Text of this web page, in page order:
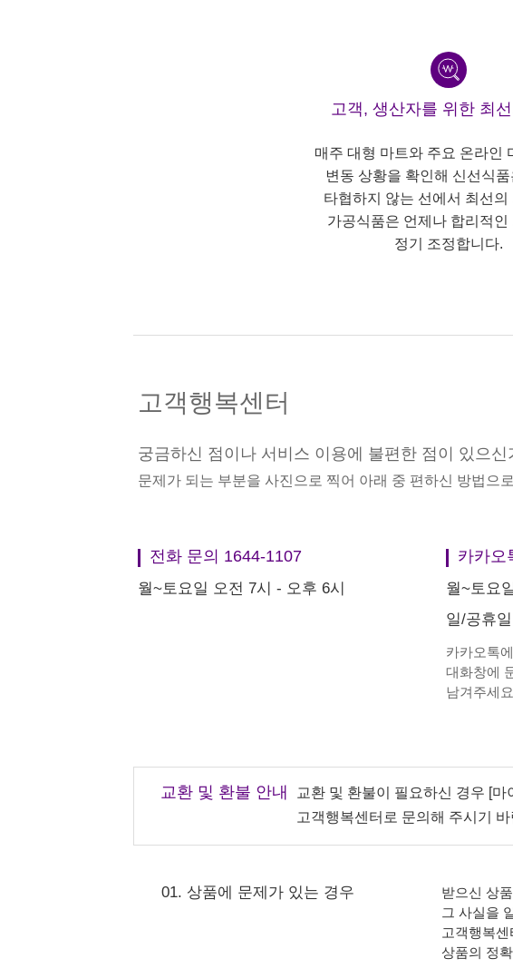
고객, 생산자를 위한 최
매주 대형 마트와 주요 온라인
변동 상황을 확인해 신선식
타협하지 않는 선에서 최선의
가공식품은 언제나 합리적인
정기 조정합니다.
고객행복센터
궁금하신 점이나 서비스 이용에 불편한 점이 있으신
문제가 되는 부분을 사진으로 찍어 아래 중 편하신 방법으
전화 문의 1644-1107
월~토요일 오전 7시 - 오후 6시
카카오
월~토요
일/공휴
카카오톡
대화창에
남겨주세
교환 및 환불 안내
교환 및 환불이 필요하신 경우 [
고객행복센터로 문의해 주시기
01. 상품에 문제가 있는 경우
받으신 상
그 사실을
고객행복
상품의 정